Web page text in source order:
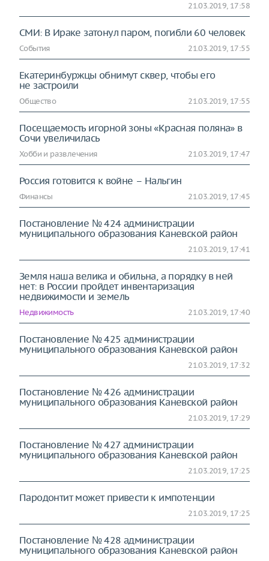
21.03.2019, 17:58
СМИ: В Ираке затонул паром, погибли 60 человек
События 21.03.2019, 17:55
Екатеринбуржцы обнимут сквер, чтобы его
не застроили
Общество 21.03.2019, 17:55
Посещаемость игорной зоны «Красная поляна» в
Сочи увеличилась
Хобби и развлечения 21.03.2019, 17:47
Россия готовится к войне – Нальгин
Финансы 21.03.2019, 17:45
Постановление № 424 администрации
муниципального образования Каневской район
21.03.2019, 17:41
Земля наша велика и обильна, а порядку в ней
нет: в России пройдет инвентаризация
недвижимости и земель
Недвижимость 21.03.2019, 17:40
Постановление № 425 администрации
муниципального образования Каневской район
21.03.2019, 17:32
Постановление № 426 администрации
муниципального образования Каневской район
21.03.2019, 17:29
Постановление № 427 администрации
муниципального образования Каневской район
21.03.2019, 17:25
Пародонтит может привести к импотенции
21.03.2019, 17:25
Постановление № 428 администрации
муниципального образования Каневской район